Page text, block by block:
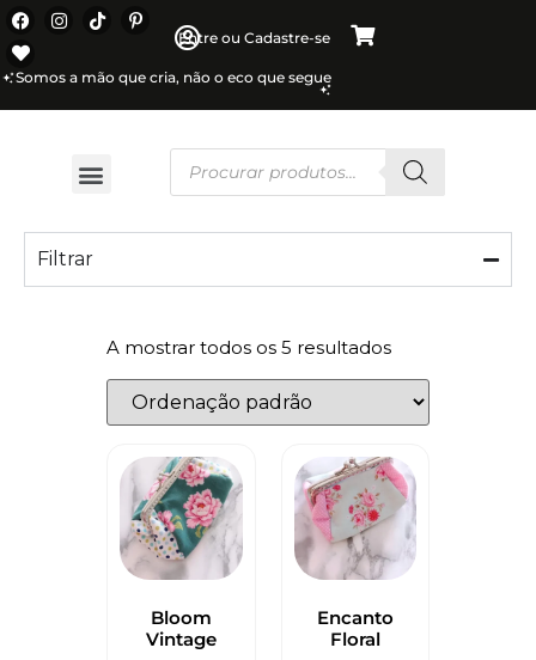
Entre ou Cadastre-se
Somos a mão que cria, não o eco que segue
Filtrar
A mostrar todos os 5 resultados
Bloom
Vintage
Encanto
Floral